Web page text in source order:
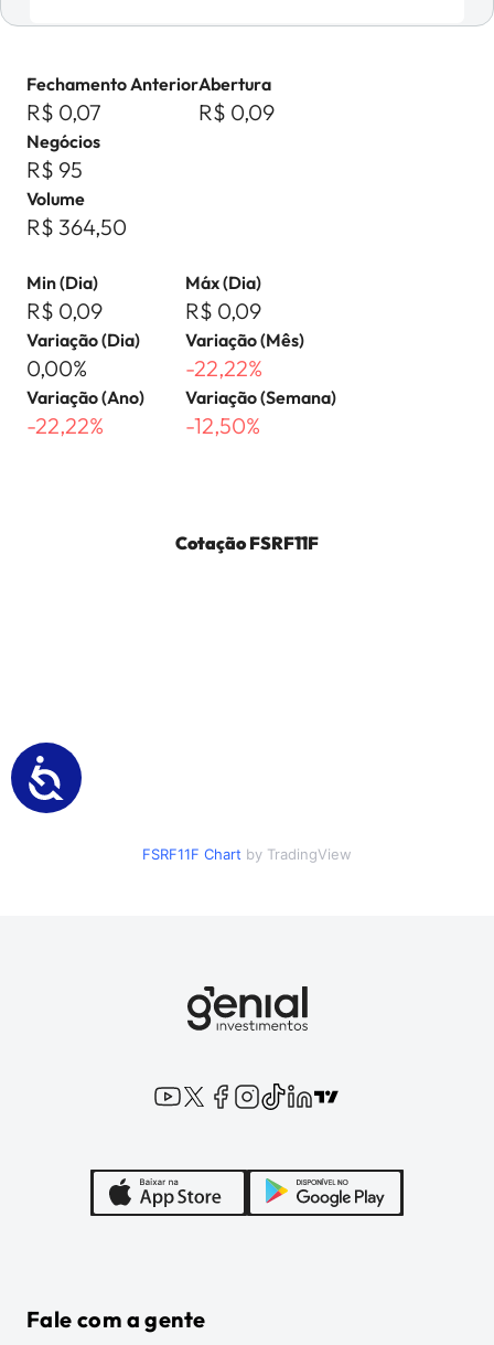
Fechamento Anterior
R$ 0,07
Abertura
R$ 0,09
Negócios
R$ 95
Volume
R$ 364,50
Min (Dia)
R$ 0,09
Máx (Dia)
R$ 0,09
Variação (Dia)
0,00%
Variação (Mês)
-22,22%
Variação (Ano)
-22,22%
Variação (Semana)
-12,50%
CotaçãoFSRF11F
FSRF11F Chart by TradingView
Fale com a gente